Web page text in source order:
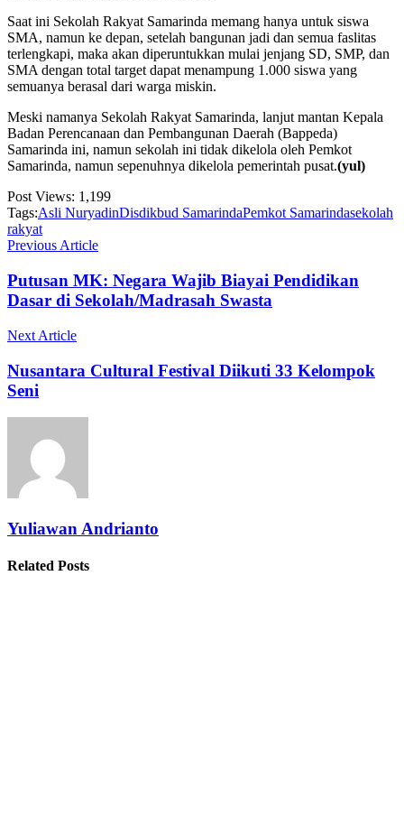
Saat ini Sekolah Rakyat Samarinda memang hanya untuk siswa
SMA, namun ke depan, setelah bangunan jadi dan semua faslitas
terlengkapi, maka akan diperuntukkan mulai jenjang SD, SMP, dan
SMA dengan total target dapat menampung 1.000 siswa yang
semuanya berasal dari warga miskin.
Meski namanya Sekolah Rakyat Samarinda, lanjut mantan Kepala
Badan Perencanaan dan Pembangunan Daerah (Bappeda)
Samarinda ini, namun sekolah ini tidak dikelola oleh Pemkot
Samarinda, namun sepenuhnya dikelola pemerintah pusat.(yul)
Post Views: 1,199
Tags:Asli NuryadinDisdikbud SamarindaPemkot Samarindasekolah
rakyat
Previous Article
Putusan MK: Negara Wajib Biayai Pendidikan
Dasar di Sekolah/Madrasah Swasta
Next Article
Nusantara Cultural Festival Diikuti 33 Kelompok
Seni
Yuliawan Andrianto
Related Posts